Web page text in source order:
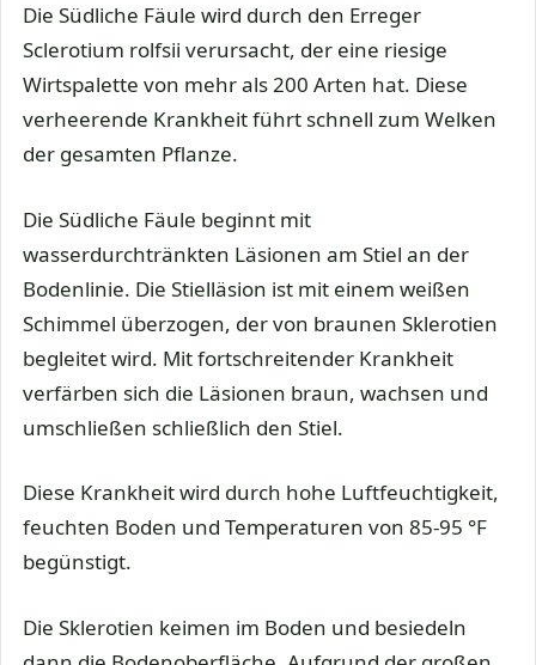
Die Südliche Fäule wird durch den Erreger
Sclerotium rolfsii verursacht, der eine riesige
Wirtspalette von mehr als 200 Arten hat. Diese
verheerende Krankheit führt schnell zum Welken
der gesamten Pflanze.
Die Südliche Fäule beginnt mit
wasserdurchtränkten Läsionen am Stiel an der
Bodenlinie. Die Stielläsion ist mit einem weißen
Schimmel überzogen, der von braunen Sklerotien
begleitet wird. Mit fortschreitender Krankheit
verfärben sich die Läsionen braun, wachsen und
umschließen schließlich den Stiel.
Diese Krankheit wird durch hohe Luftfeuchtigkeit,
feuchten Boden und Temperaturen von 85-95 °F
begünstigt.
Die Sklerotien keimen im Boden und besiedeln